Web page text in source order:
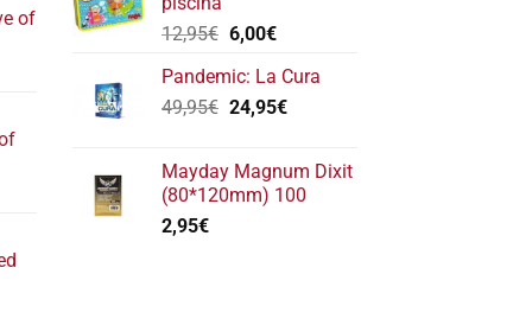
of
12,95€ El
original
era:
6,00€El
actual
es:
Pandemic: La Cura
49,95€ El
era:
49,95€.
24,95€El
es:
24,95€.
Mayday Magnum Dixit
(80*120mm) 100
2,95€